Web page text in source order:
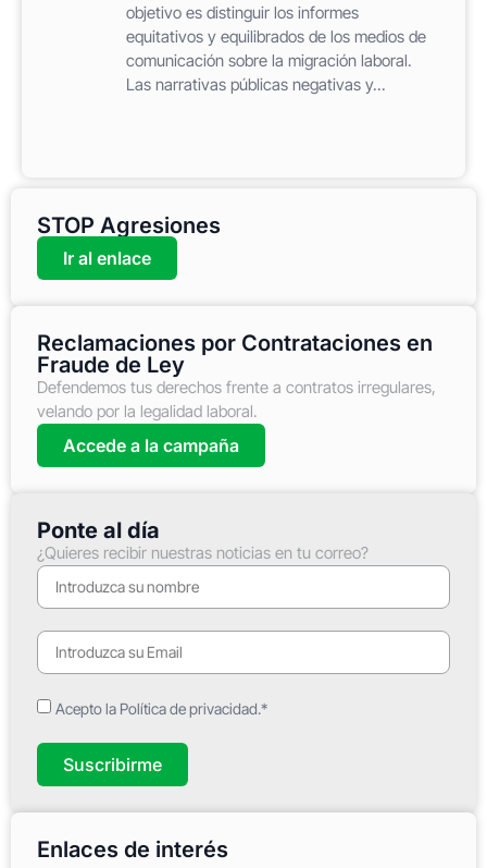
objetivo es distinguir los informes
equitativos y equilibrados de los medios de
comunicación sobre la migración laboral.
Las narrativas públicas negativas y...
STOP Agresiones
Ir al enlace
Reclamaciones por Contrataciones en
Fraude de Ley
Defendemos tus derechos frente a contratos irregulares,
velando por la legalidad laboral.
Accede a la campaña
Ponte al día
¿Quieres recibir nuestras noticias en tu correo?
Acepto la Política de privacidad.*
Suscribirme
Enlaces de interés